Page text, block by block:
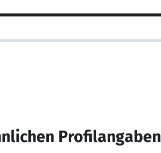
Profilangaben